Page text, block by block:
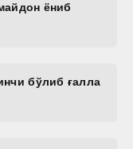
ёниб
бўлиб ғалла